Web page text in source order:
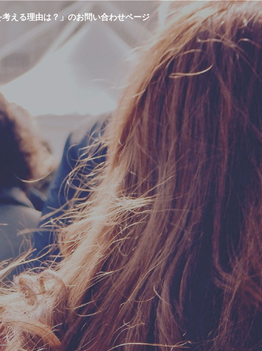
考える理由は？」のお問い合わせページ